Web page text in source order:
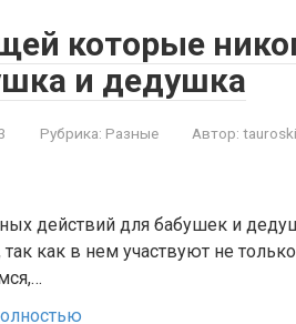
которые
и дедушка
Рубрика: Разные Автор:
действий для бабушек и
так как в нем участвуют не